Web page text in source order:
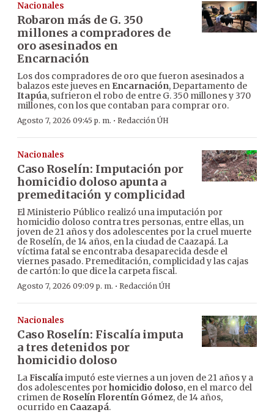
Nacionales
Robaron más de G. 350
millones a compradores de
oro asesinados en
Encarnación
Los dos compradores de oro que fueron asesinados a
balazos este jueves en Encarnación, Departamento de
Itapúa, sufrieron el robo de entre G. 350 millones y 370
millones, con los que contaban para comprar oro.
Agosto 7, 2026 09:45 p. m. · Redacción ÚH
Nacionales
Caso Roselín: Imputación por
homicidio doloso apunta a
premeditación y complicidad
El Ministerio Público realizó una imputación por
homicidio doloso contra tres personas, entre ellas, un
joven de 21 años y dos adolescentes por la cruel muerte
de Roselín, de 14 años, en la ciudad de Caazapá. La
víctima fatal se encontraba desaparecida desde el
viernes pasado. Premeditación, complicidad y las cajas
de cartón: lo que dice la carpeta fiscal.
Agosto 7, 2026 09:09 p. m. · Redacción ÚH
Nacionales
Caso Roselín: Fiscalía imputa
a tres detenidos por
homicidio doloso
LaFiscalíaimputó este viernes a un joven de 21 años y a
dos adolescentes porhomicidio doloso, en el marco del
crimen de Roselín Florentín Gómez, de 14 años,
ocurrido en Caazapá.